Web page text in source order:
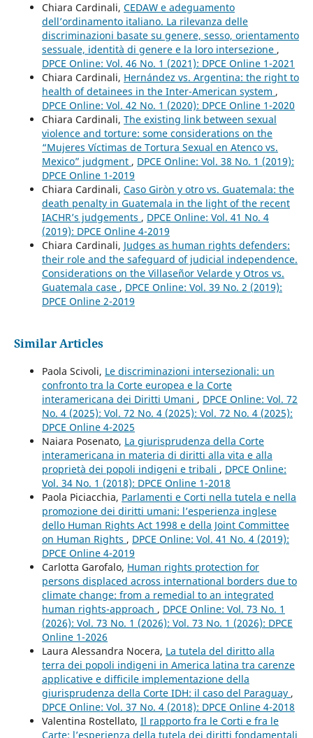
Chiara Cardinali, CEDAW e adeguamento
dell’ordinamento italiano. La rilevanza delle
discriminazioni basate su genere, sesso, orientamento
sessuale, identità di genere e la loro intersezione ,
DPCE Online: Vol. 46 No. 1 (2021): DPCE Online 1-2021
Chiara Cardinali, Hernández vs. Argentina: the right to
health of detainees in the Inter-American system ,
DPCE Online: Vol. 42 No. 1 (2020): DPCE Online 1-2020
Chiara Cardinali, The existing link between sexual
violence and torture: some considerations on the
“Mujeres Víctimas de Tortura Sexual en Atenco vs.
Mexico” judgment , DPCE Online: Vol. 38 No. 1 (2019):
DPCE Online 1-2019
Chiara Cardinali, Caso Giròn y otro vs. Guatemala: the
death penalty in Guatemala in the light of the recent
IACHR’s judgements , DPCE Online: Vol. 41 No. 4
(2019): DPCE Online 4-2019
Chiara Cardinali, Judges as human rights defenders:
their role and the safeguard of judicial independence.
Considerations on the Villaseñor Velarde y Otros vs.
Guatemala case , DPCE Online: Vol. 39 No. 2 (2019):
DPCE Online 2-2019
Similar Articles
Paola Scivoli, Le discriminazioni intersezionali: un
confronto tra la Corte europea e la Corte
interamericana dei Diritti Umani , DPCE Online: Vol. 72
No. 4 (2025): Vol. 72 No. 4 (2025): Vol. 72 No. 4 (2025):
DPCE Online 4-2025
Naiara Posenato, La giurisprudenza della Corte
interamericana in materia di diritti alla vita e alla
proprietà dei popoli indigeni e tribali , DPCE Online:
Vol. 34 No. 1 (2018): DPCE Online 1-2018
Paola Piciacchia, Parlamenti e Corti nella tutela e nella
promozione dei diritti umani: l’esperienza inglese
dello Human Rights Act 1998 e della Joint Committee
on Human Rights , DPCE Online: Vol. 41 No. 4 (2019):
DPCE Online 4-2019
Carlotta Garofalo, Human rights protection for
persons displaced across international borders due to
climate change: from a remedial to an integrated
human rights-approach , DPCE Online: Vol. 73 No. 1
(2026): Vol. 73 No. 1 (2026): Vol. 73 No. 1 (2026): DPCE
Online 1-2026
Laura Alessandra Nocera, La tutela del diritto alla
terra dei popoli indigeni in America latina tra carenze
applicative e difficile implementazione della
giurisprudenza della Corte IDH: il caso del Paraguay ,
DPCE Online: Vol. 37 No. 4 (2018): DPCE Online 4-2018
Valentina Rostellato, Il rapporto fra le Corti e fra le
Carte: l’esperienza della tutela dei diritti fondamentali